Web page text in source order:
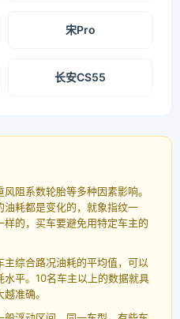
宋Pro
长安CS55
阻系数轮胎等多种因素影响。
油耗都是变化的，就象指纹一
的，买车要避免用特定车主的
综合路况油耗的平均值，可以
平。10名车主以上的数据就具
准确。